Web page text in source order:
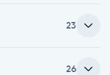
23
26